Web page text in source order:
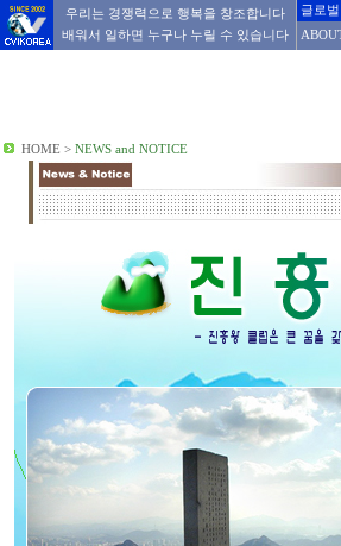
우리는 경쟁력으로 행복을 창조합니다
배워서 일하면 누구나 누릴 수 있습니다
글로
HOME > NEWS and NOTICE